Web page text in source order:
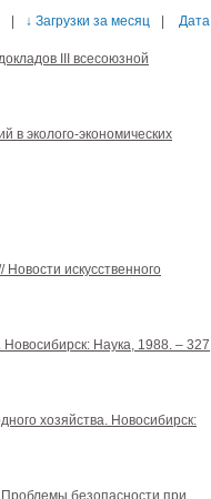
↓ Загрузки за месяц Дата
III всесоюзной
в эколого-экономических
искусственного
Наука, 1988. – 327
хозяйства. Новосибирск:
безопасности при